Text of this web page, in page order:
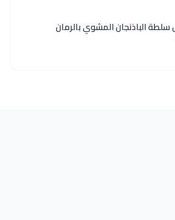
الباذنجان المشوي بالرمان